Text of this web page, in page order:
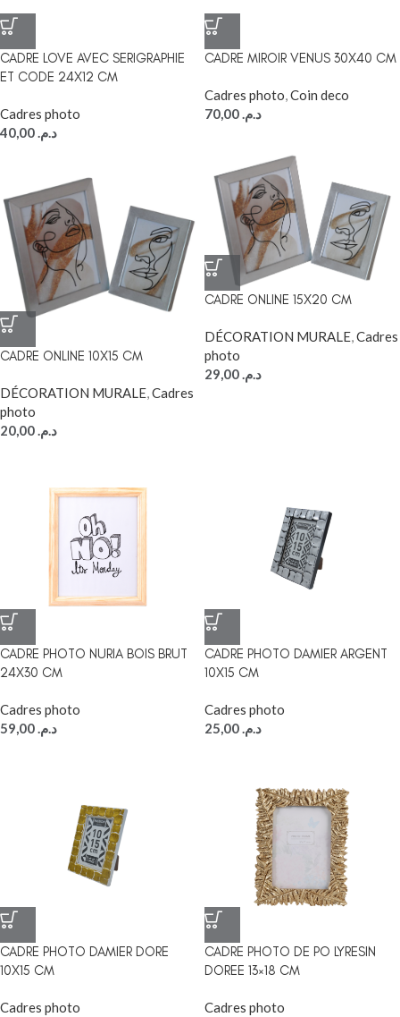
CADRE LOVE AVEC SERIGRAPHIE
ET CODE 24X12 CM
Cadres photo
د.م.
CADRE MIROIR VENUS 30X40 CM
Cadres photo,Coin deco
د.م.
CADRE ONLINE 10X15 CM
DÉCORATION MURALE,Cadres
photo
د.م.
CADRE ONLINE 15X20 CM
DÉCORATION MURALE,Cadres
photo
د.م.
CADRE PHOTO NURIA BOIS BRUT
24X30 CM
Cadres photo
د.م.
CADRE PHOTO DAMIER ARGENT
10X15 CM
Cadres photo
د.م.
CADRE PHOTO DAMIER DORE
10X15 CM
Cadres photo
CADRE PHOTO DE PO LYRESIN
DOREE 13×18 CM
Cadres photo